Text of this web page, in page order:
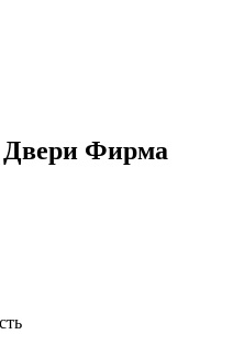
Двери Фирма